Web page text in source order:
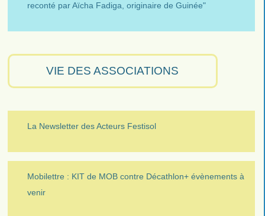
reconté par Aïcha Fadiga, originaire de Guinée"
VIE DES ASSOCIATIONS
La Newsletter des Acteurs Festisol
Mobilettre : KIT de MOB contre Décathlon+ évènements à
venir